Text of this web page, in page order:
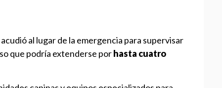
acudió al lugar de la emergencia para supervisar
que podría extenderse porhasta cuatro